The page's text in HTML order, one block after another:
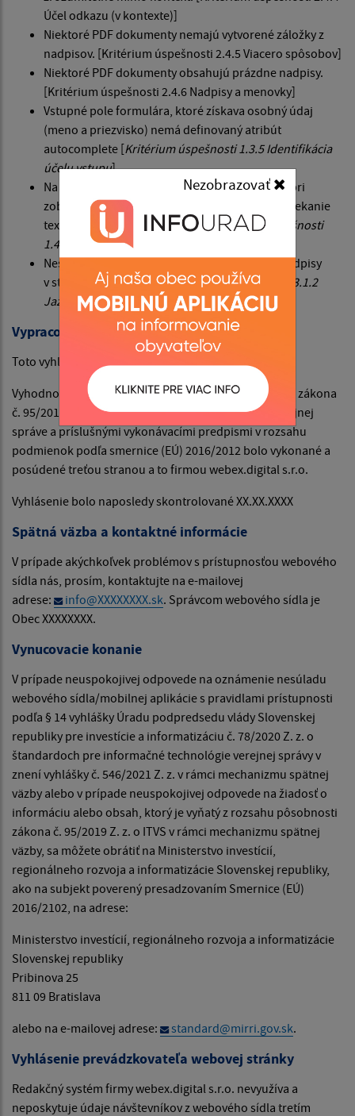
Nezobrazovať
Účel odkazu (v kontexte)]
Niektoré PDF dokumenty nemajú vytvorené záložky z
nadpisov. [Kritérium úspešnosti 2.4.5 Viacero spôsobov]
Niektoré PDF dokumenty obsahujú prázdne nadpisy.
[Kritérium úspešnosti 2.4.6 Nadpisy a menovky]
Vstupné pole formulára, ktoré získava osobný údaj
(meno a priezvisko) nemá definovaný atribút
autocomplete [Kritérium úspešnosti 1.3.5 Identifikácia
účelu vstupu]
Na webovom sídle sa môže vyskytnúť problém pri
zobrazení obsahu v šírke 320 CSS pixelov – pretekanie
textu mimo okno prehliadača. [Kritérium úspešnosti
1.4.10 Zmena usporiadania obsahu
Nesprávne nastavený lang pre cudzojazyčné nadpisy
v stránkach v slovenčine[Kritérium úspešnosti 3.1.2
Jazyk jednotlivých častí]
Vypracovanie tohto vyhlásenia o prístupnosti
Toto vyhlásenie bolo vypracované dňa XX.XX.XXXX
Vyhodnotenie súladu webového sídla s požiadavkami zákona
č. 95/2019 Z. z. o informačných technológiách vo verejnej
správe a príslušnými vykonávacími predpismi v rozsahu
podmienok podľa smernice (EÚ) 2016/2012 bolo vykonané a
posúdené treťou stranou a to firmou webex.digital s.r.o.
Vyhlásenie bolo naposledy skontrolované XX.XX.XXXX
Spätná väzba a kontaktné informácie
V prípade akýchkoľvek problémov s prístupnosťou webového
sídla nás, prosím, kontaktujte na e-mailovej
adrese:
info@XXXXXXXX.sk. Správcom webového sídla je
Obec XXXXXXXX.
Vynucovacie konanie
V prípade neuspokojivej odpovede na oznámenie nesúladu
webového sídla/mobilnej aplikácie s pravidlami prístupnosti
podľa § 14 vyhlášky Úradu podpredsedu vlády Slovenskej
republiky pre investície a informatizáciu č. 78/2020 Z. z. o
štandardoch pre informačné technológie verejnej správy v
znení vyhlášky č. 546/2021 Z. z. v rámci mechanizmu spätnej
väzby alebo v prípade neuspokojivej odpovede na žiadosť o
informáciu alebo obsah, ktorý je vyňatý z rozsahu pôsobnosti
zákona č. 95/2019 Z. z. o ITVS v rámci mechanizmu spätnej
väzby, sa môžete obrátiť na Ministerstvo investícií,
regionálneho rozvoja a informatizácie Slovenskej republiky,
ako na subjekt poverený presadzovaním Smernice (EÚ)
2016/2102, na adrese:
Ministerstvo investícií, regionálneho rozvoja a informatizácie
Slovenskej republiky
Pribinova 25
811 09 Bratislava
alebo na e-mailovej adrese:
standard@mirri.gov.sk.
Vyhlásenie prevádzkovateľa webovej stránky
Redakčný systém firmy webex.digital s.r.o. nevyužíva a
neposkytuje údaje návštevníkov z webového sídla tretím